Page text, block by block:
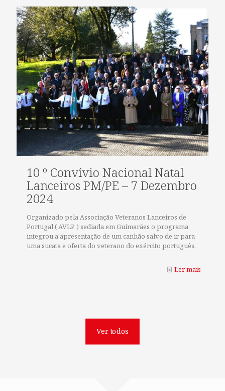
10 º Convívio Nacional Natal
Lanceiros PM/PE – 7 Dezembro
2024
Organizado pela Associação Veteranos Lanceiros de
Portugal ( AVLP ) sediada em Guimarães o programa
integrou a apresentação de um canhão salvo de ir para
uma sucata e oferta do veterano do exército português.
Ler mais
Ver todos